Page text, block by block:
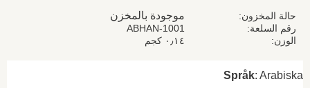
حالة المخزون موجودة بالمخزن
رقم السلعة
ABHAN-1001
الوزن
٠٫١٤ كجم
Språk: Arabiska